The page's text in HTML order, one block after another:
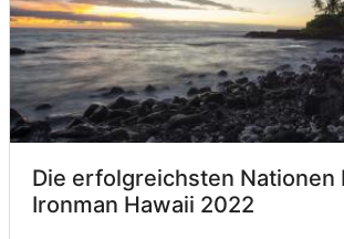
Die erfolgreichsten Nationen
Ironman Hawaii 2022